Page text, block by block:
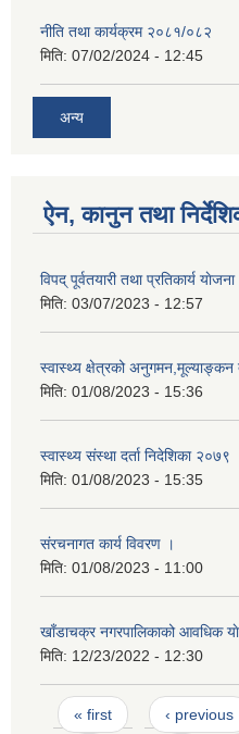
नीति तथा कार्यक्रम २०८१/०८२
मिति: 07/02/2024 - 12:45
अन्य
ऐन, कानुन तथा
विपद् पूर्वतयारी तथा प्रतिकार्य याेजना
मिति: 03/07/2023 - 12:57
स्वास्थ्य क्षेत्रको अनुगमन,मूल्याङ्कन
मिति: 01/08/2023 - 15:36
स्वास्थ्य स‌ंस्था दर्ता निदेशिका २०७९
मिति: 01/08/2023 - 15:35
स‌ंरचनागत कार्य विवरण ।
मिति: 01/08/2023 - 11:00
खाँडाचक्र नगरपालिकाको आवधिक
मिति: 12/23/2022 - 12:30
Pages
« first ‹ previous